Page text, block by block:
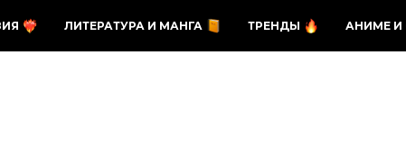
ЛИТЕРАТУРА И МАНГА ТРЕНДЫ АНИМЕ И